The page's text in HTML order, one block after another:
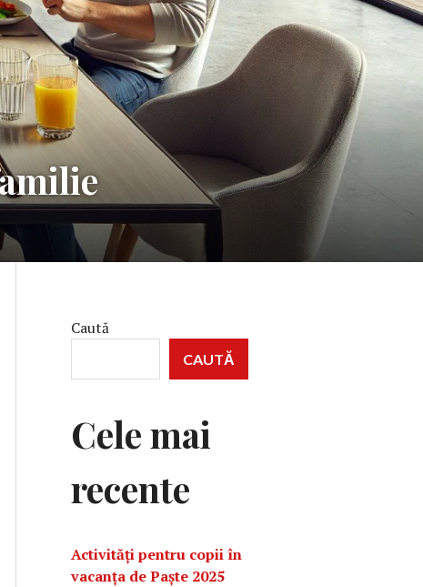
Caută
CAUTĂ
Cele mai
recente
Activități pentru copii în
vacanța de Paște 2025